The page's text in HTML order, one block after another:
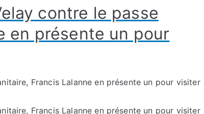
contre le passe
en présente un pour